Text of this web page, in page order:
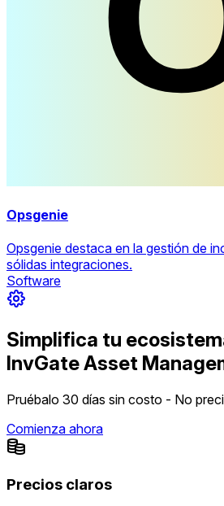
Opsgenie
Opsgenie destaca en la gestión de
sólidas integraciones.
Software
Simplifica tu
InvGate Asset
Pruébalo 30 días sin costo - No
Comienza ahora
Precios claros